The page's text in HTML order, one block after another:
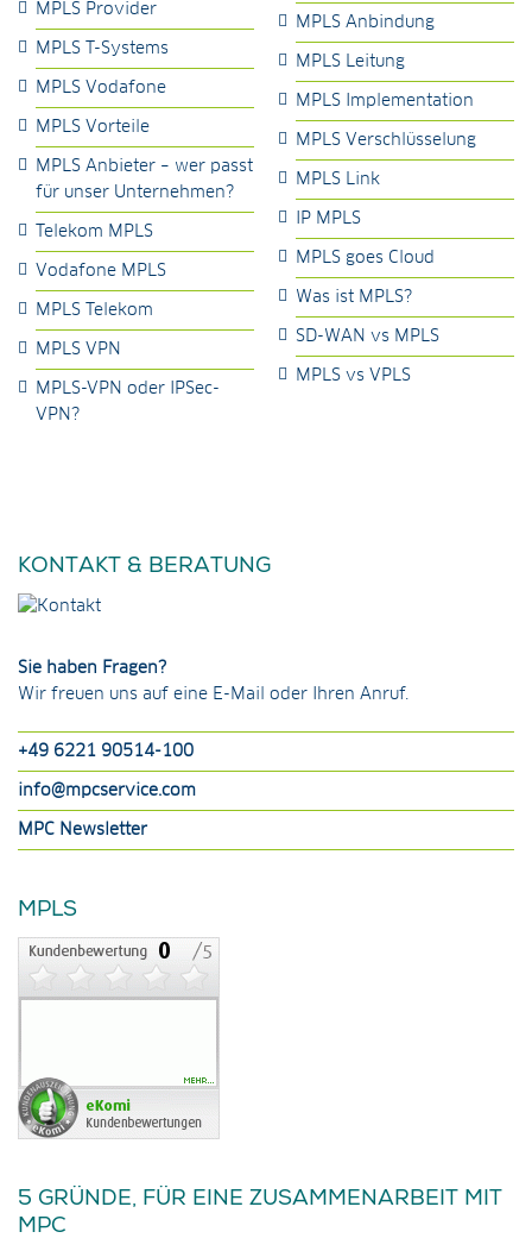
MPLS Provider
MPLS T-Systems
MPLS Vodafone
MPLS Vorteile
MPLS Anbieter – wer passt
für unser Unternehmen?
Telekom MPLS
Vodafone MPLS
MPLS Telekom
MPLS VPN
MPLS-VPN oder IPSec-
VPN?
MPLS Anbindung
MPLS Leitung
MPLS Implementation
MPLS Verschlüsselung
MPLS Link
IP MPLS
MPLS goes Cloud
Was ist MPLS?
SD-WAN vs MPLS
MPLS vs VPLS
KONTAKT & BERATUNG
Sie haben Fragen?
Wir freuen uns auf eine E-Mail oder Ihren Anruf.
+49 6221 90514-100
info@mpcservice.com
MPC Newsletter
MPLS
5 GRÜNDE, FÜR EINE ZUSAMMENARBEIT MIT
MPC